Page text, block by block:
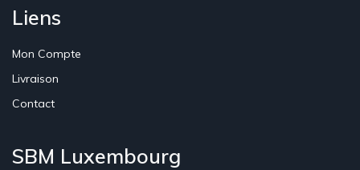
Liens
Mon Compte
Livraison
Contact
SBM Luxembourg